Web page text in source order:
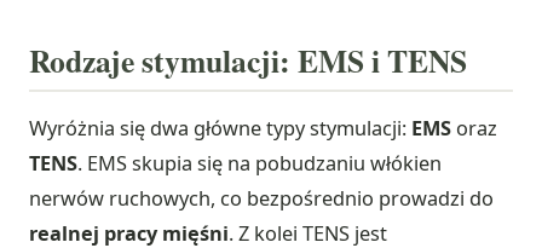
Rodzaje stymulacji: EMS i TENS
Wyróżnia się dwa główne typy stymulacji: EMS oraz
TENS. EMS skupia się na pobudzaniu włókien
nerwów ruchowych, co bezpośrednio prowadzi do
realnej pracy mięśni. Z kolei TENS jest